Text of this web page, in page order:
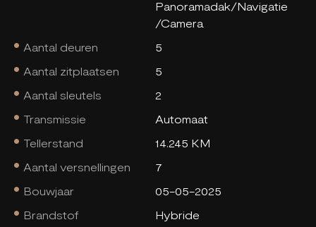
Panoramadak/Navigatie
/Camera
Aantal deuren
5
Aantal zitplaatsen
5
Aantal sleutels
2
Transmissie
Automaat
Tellerstand
14.245 KM
Aantal versnellingen
7
Bouwjaar
05-05-2025
Brandstof
Hybride